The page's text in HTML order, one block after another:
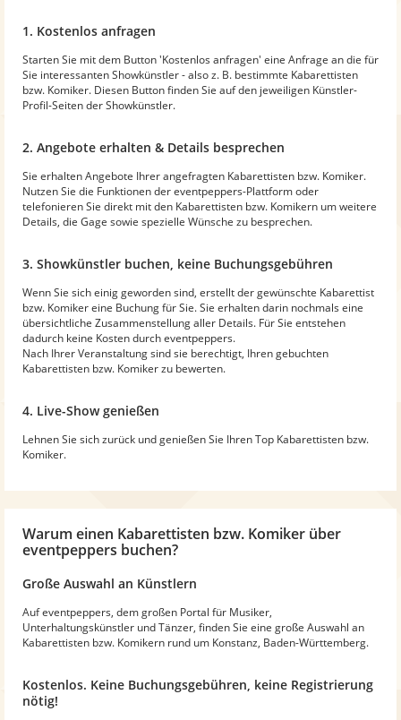
1. Kostenlos anfragen
Starten Sie mit dem Button 'Kostenlos anfragen' eine Anfrage an die für
Sie interessanten Showkünstler - also z. B. bestimmte Kabarettisten
bzw. Komiker. Diesen Button finden Sie auf den jeweiligen Künstler-
Profil-Seiten der Showkünstler.
2. Angebote erhalten & Details besprechen
Sie erhalten Angebote Ihrer angefragten Kabarettisten bzw. Komiker.
Nutzen Sie die Funktionen der eventpeppers-Plattform oder
telefonieren Sie direkt mit den Kabarettisten bzw. Komikern um weitere
Details, die Gage sowie spezielle Wünsche zu besprechen.
3. Showkünstler buchen, keine Buchungsgebühren
Wenn Sie sich einig geworden sind, erstellt der gewünschte Kabarettist
bzw. Komiker eine Buchung für Sie. Sie erhalten darin nochmals eine
übersichtliche Zusammenstellung aller Details. Für Sie entstehen
dadurch keine Kosten durch eventpeppers.
Nach Ihrer Veranstaltung sind sie berechtigt, Ihren gebuchten
Kabarettisten bzw. Komiker zu bewerten.
4. Live-Show genießen
Lehnen Sie sich zurück und genießen Sie Ihren Top Kabarettisten bzw.
Komiker.
Warum einen Kabarettisten bzw. Komiker über
eventpeppers buchen?
Große Auswahl an Künstlern
Auf eventpeppers, dem großen Portal für Musiker,
Unterhaltungskünstler und Tänzer, finden Sie eine große Auswahl an
Kabarettisten bzw. Komikern rund um Konstanz, Baden-Württemberg.
Kostenlos. Keine Buchungsgebühren, keine Registrierung
nötig!